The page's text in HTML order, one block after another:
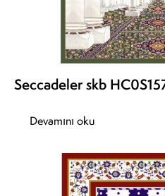
Seccadeler skb
Devamını oku